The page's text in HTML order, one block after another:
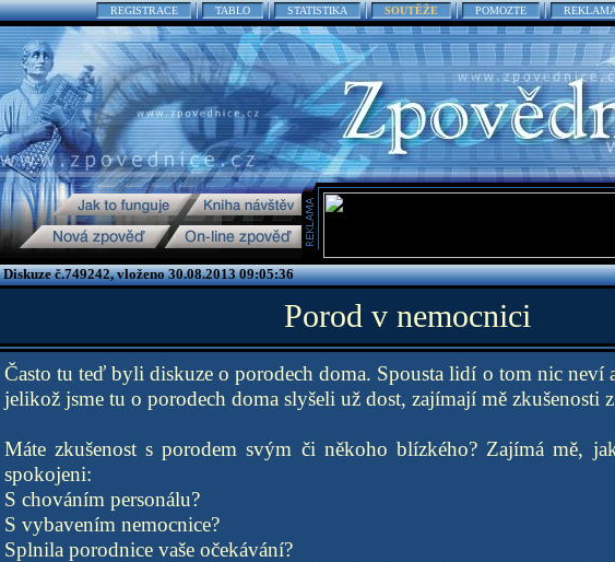
REGISTRACE TABLO STATISTIKA SOUTĚŽE POMOZTE REKLAMA
Diskuze č.749242, vloženo 30.08.2013 09:05:36
Porod v nemocnici
Často tu teď byli diskuze o porodech doma. Spousta lidí o tom nic neví
jelikož jsme tu o porodech doma slyšeli už dost, zajímají mě zkušenosti
Máte zkušenost s porodem svým či někoho blízkého? Zajímá mě,
spokojeni:
S chováním personálu?
S vybavením nemocnice?
Splnila porodnice vaše očekávání?